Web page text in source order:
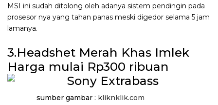
MSI ini sudah ditolong oleh adanya sistem pendingin pada
prosesor nya yang tahan panas meski digedor selama 5 jam
lamanya.
3.Headshet Merah Khas Imlek
Harga mulai Rp300 ribuan
sumber gambar : kliknklik.com